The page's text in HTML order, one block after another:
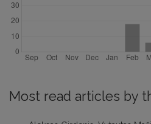
Most read articles by